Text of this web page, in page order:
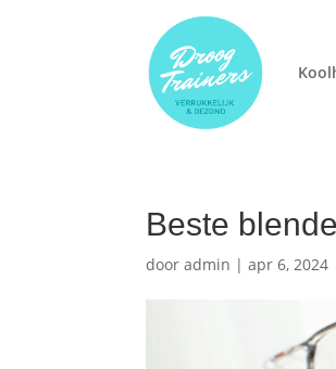
Beste
dooradmin |apr 6, 2024